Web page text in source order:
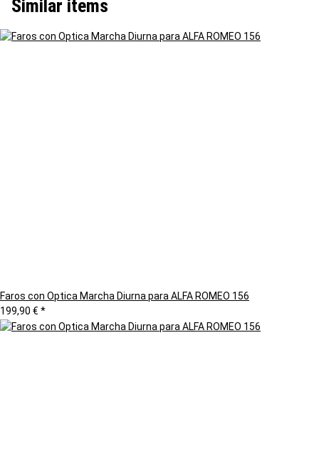
Similar items
Faros con Optica Marcha Diurna para ALFA ROMEO 156
199,90 € *